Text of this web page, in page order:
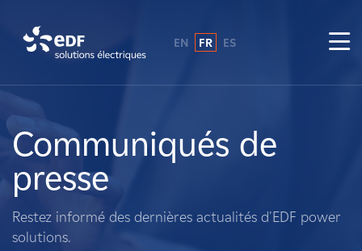
A propos de nous
Ce que nous faisons
Propriétaires fonciers
EN FR ES
Communiqués de
presse
Restez informé des dernières actualités d'EDF power
solutions.